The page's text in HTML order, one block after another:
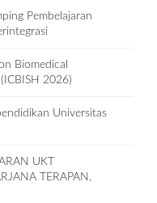
Pembelajaran
Biomedical
2026)
Universitas
UKT
TERAPAN,